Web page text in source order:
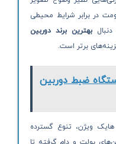
در برابر شرایط محیطی
دنبالبهترین برند دوربین
برتر است.
ضبط دوربین
ویژن، تنوع گسترده